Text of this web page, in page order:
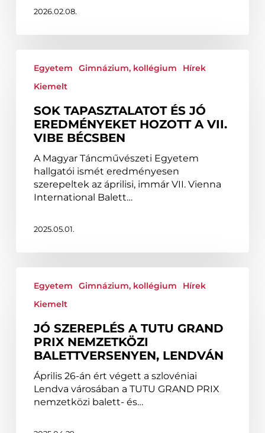
2026.02.08.
tapasztalatot
eredményeket
hozott
VIBE
Bécsben
Egyetem Gimnázium, kollégium
Hírek
Kiemelt
SOK TAPASZTALATOT ÉS JÓ
EREDMÉNYEKET HOZOTT A VII.
VIBE BÉCSBEN
A Magyar Táncművészeti Egyetem
hallgatói ismét eredményesen
szerepeltek az áprilisi, immár VII. Vienna
International Balett…
2025.05.01.
szereplés
Grand
Nemzetközi
Lendván
Egyetem Gimnázium, kollégium
Hírek
Kiemelt
JÓ SZEREPLÉS A TUTU GRAND
PRIX NEMZETKÖZI
BALETTVERSENYEN, LENDVÁN
Április 26-án ért végett a szlovéniai
Lendva városában a TUTU GRAND PRIX
nemzetközi balett- és…